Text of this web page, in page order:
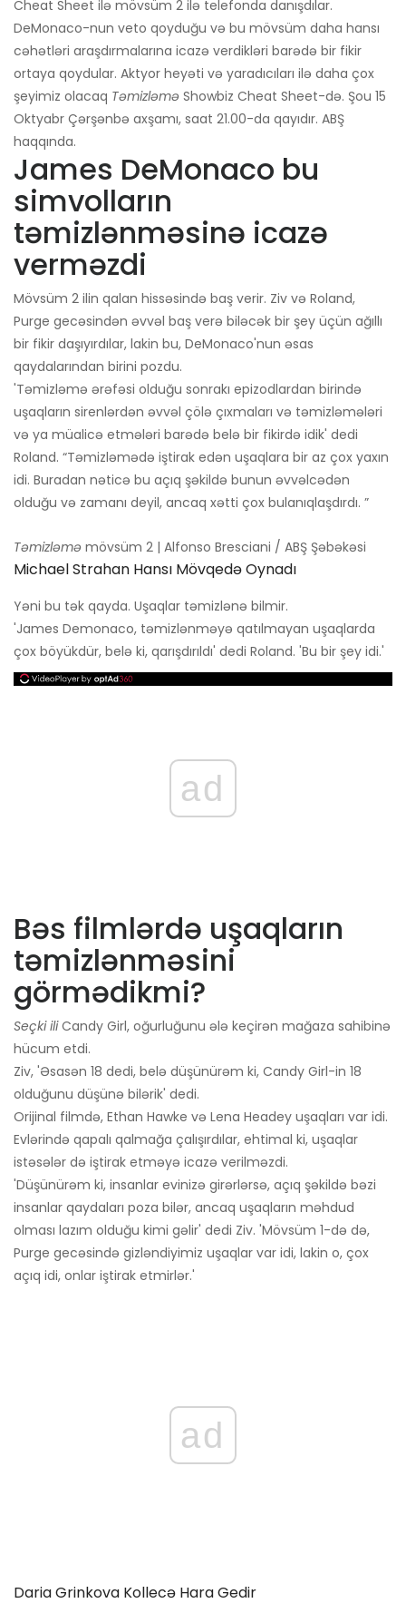
Cheat Sheet ilə mövsüm 2 ilə telefonda danışdılar.
DeMonaco-nun veto qoyduğu və bu mövsüm daha hansı
cəhətləri araşdırmalarına icazə verdikləri barədə bir fikir
ortaya qoydular. Aktyor heyəti və yaradıcıları ilə daha çox
şeyimiz olacaq Təmizləmə Showbiz Cheat Sheet-də. Şou 15
Oktyabr Çərşənbə axşamı, saat 21.00-da qayıdır. ABŞ
haqqında.
James DeMonaco bu
simvolların
təmizlənməsinə icazə
verməzdi
Mövsüm 2 ilin qalan hissəsində baş verir. Ziv və Roland,
Purge gecəsindən əvvəl baş verə biləcək bir şey üçün ağıllı
bir fikir daşıyırdılar, lakin bu, DeMonaco'nun əsas
qaydalarından birini pozdu.
'Təmizləmə ərəfəsi olduğu sonrakı epizodlardan birində
uşaqların sirenlərdən əvvəl çölə çıxmaları və təmizləmələri
və ya müalicə etmələri barədə belə bir fikirdə idik' dedi
Roland. “Təmizləmədə iştirak edən uşaqlara bir az çox yaxın
idi. Buradan nəticə bu açıq şəkildə bunun əvvəlcədən
olduğu və zamanı deyil, ancaq xətti çox bulanıqlaşdırdı. ”
Təmizləmə mövsüm 2 | Alfonso Bresciani / ABŞ Şəbəkəsi
Michael Strahan Hansı Mövqedə Oynadı
Yəni bu tək qayda. Uşaqlar təmizlənə bilmir.
'James Demonaco, təmizlənməyə qatılmayan uşaqlarda
çox böyükdür, belə ki, qarışdırıldı' dedi Roland. 'Bu bir şey idi.'
ad
Bəs filmlərdə uşaqların
təmizlənməsini
görmədikmi?
Seçki iliCandy Girl, oğurluğunu ələ keçirən mağaza sahibinə
hücum etdi.
Ziv, 'Əsasən 18 dedi, belə düşünürəm ki, Candy Girl-in 18
olduğunu düşünə bilərik' dedi.
Orijinal filmdə, Ethan Hawke və Lena Headey uşaqları var idi.
Evlərində qapalı qalmağa çalışırdılar, ehtimal ki, uşaqlar
istəsələr də iştirak etməyə icazə verilməzdi.
'Düşünürəm ki, insanlar evinizə girərlərsə, açıq şəkildə bəzi
insanlar qaydaları poza bilər, ancaq uşaqların məhdud
olması lazım olduğu kimi gəlir' dedi Ziv. 'Mövsüm 1-də də,
Purge gecəsində gizləndiyimiz uşaqlar var idi, lakin o, çox
açıq idi, onlar iştirak etmirlər.'
ad
Daria Grinkova Kollecə Hara Gedir